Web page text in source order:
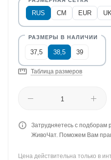
RUS CM EUR UK
37,5 38,5 39
Таблица размеров
Затрудняетесь с
ЖивоЧат. Поможем Вам
Цена действительна только в